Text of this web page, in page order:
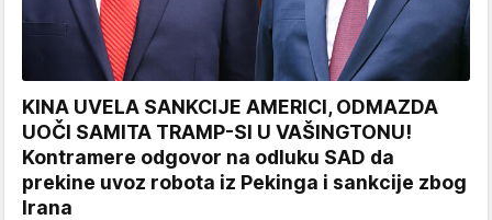
KINA UVELA SANKCIJE AMERICI, ODMAZDA
UOČI SAMITA TRAMP-SI U VAŠINGTONU!
Kontramere odgovor na odluku SAD da
prekine uvoz robota iz Pekinga i sankcije zbog
Irana